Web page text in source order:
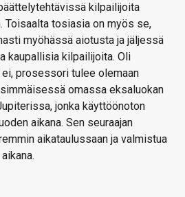
kilpailijoita
Toisaalta tosiasia on myös se,
myöhässä aiotusta ja jäljessä
kaupallisia kilpailijoita. Oli
prosessori tulee olemaan
omassa eksaluokan
jonka käyttöönoton
aikana. Sen seuraajan
aikataulussaan ja valmistua